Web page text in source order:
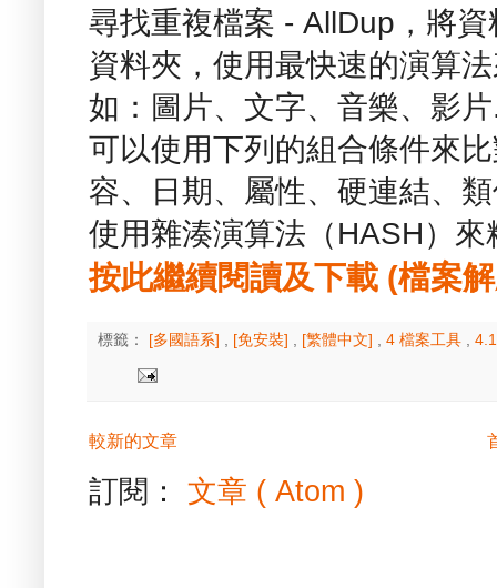
尋找重複檔案 - AllDup，將
資料夾，使用最快速的演算
如：圖片、文字、音樂、影
可以使用下列的組合條件來
容、日期、屬性、硬連結、
使用雜湊演算法（HASH）
按此繼續閱讀及下載 (檔案
標籤： [多國語系] [免安裝] [繁體中文] 4 檔案工具
較新的文章
訂閱： 文章 ( Atom )